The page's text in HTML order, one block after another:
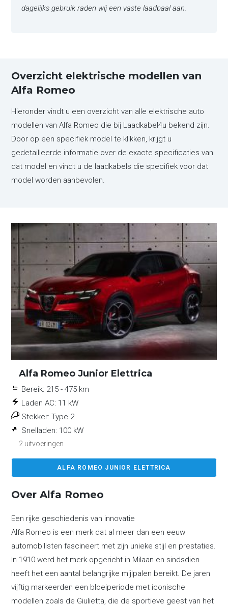
dagelijks gebruik raden wij een vaste laadpaal aan.
Overzicht elektrische modellen van
Alfa Romeo
Hieronder vindt u een overzicht van alle elektrische auto
modellen van Alfa Romeo die bij Laadkabel4u bekend zijn.
Door op een specifiek model te klikken, krijgt u
gedetailleerde informatie over de exacte specificaties van
dat model en vindt u de laadkabels die specifiek voor dat
model worden aanbevolen.
Alfa Romeo Junior Elettrica
Bereik: 215 - 475 km
Laden AC: 11 kW
Stekker: Type 2
Snelladen: 100 kW
2 uitvoeringen
ALFA ROMEO JUNIOR ELETTRICA
Over Alfa Romeo
Een rijke geschiedenis van innovatie
Alfa Romeo is een merk dat al meer dan een eeuw
automobilisten fascineert met zijn unieke stijl en prestaties.
In 1910 werd het merk opgericht in Milaan en sindsdien
heeft het een aantal belangrijke mijlpalen bereikt. De jaren
vijftig markeerden een bloeiperiode met iconische
modellen zoals de Giulietta, die de sportieve geest van het